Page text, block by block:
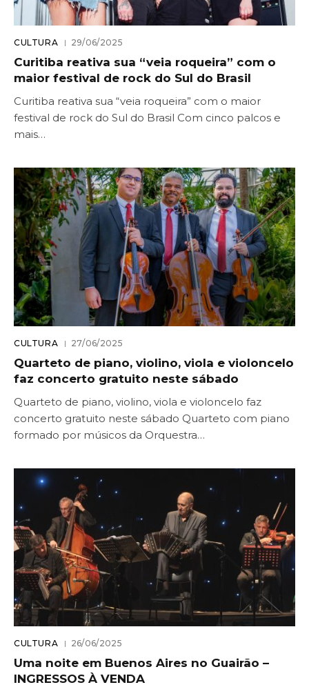
CULTURA 29/06/2025
Curitiba reativa sua “veia roqueira” com o
maior festival de rock do Sul do Brasil
Curitiba reativa sua “veia roqueira” com o maior
festival de rock do Sul do Brasil Com cinco palcos e
mais…
CULTURA 27/06/2025
Quarteto de piano, violino, viola e violoncelo
faz concerto gratuito neste sábado
Quarteto de piano, violino, viola e violoncelo faz
concerto gratuito neste sábado Quarteto com piano
formado por músicos da Orquestra…
CULTURA 26/06/2025
Uma noite em Buenos Aires no Guairão –
INGRESSOS À VENDA